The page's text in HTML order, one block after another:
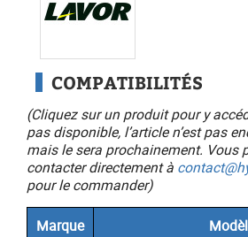
COMPATIBILITÉS
(Cliquez sur un produit pour y
pas disponible, l’article n’est pas
mais le sera prochainement. Vous
contacter directement à
pour le commander)
Marque